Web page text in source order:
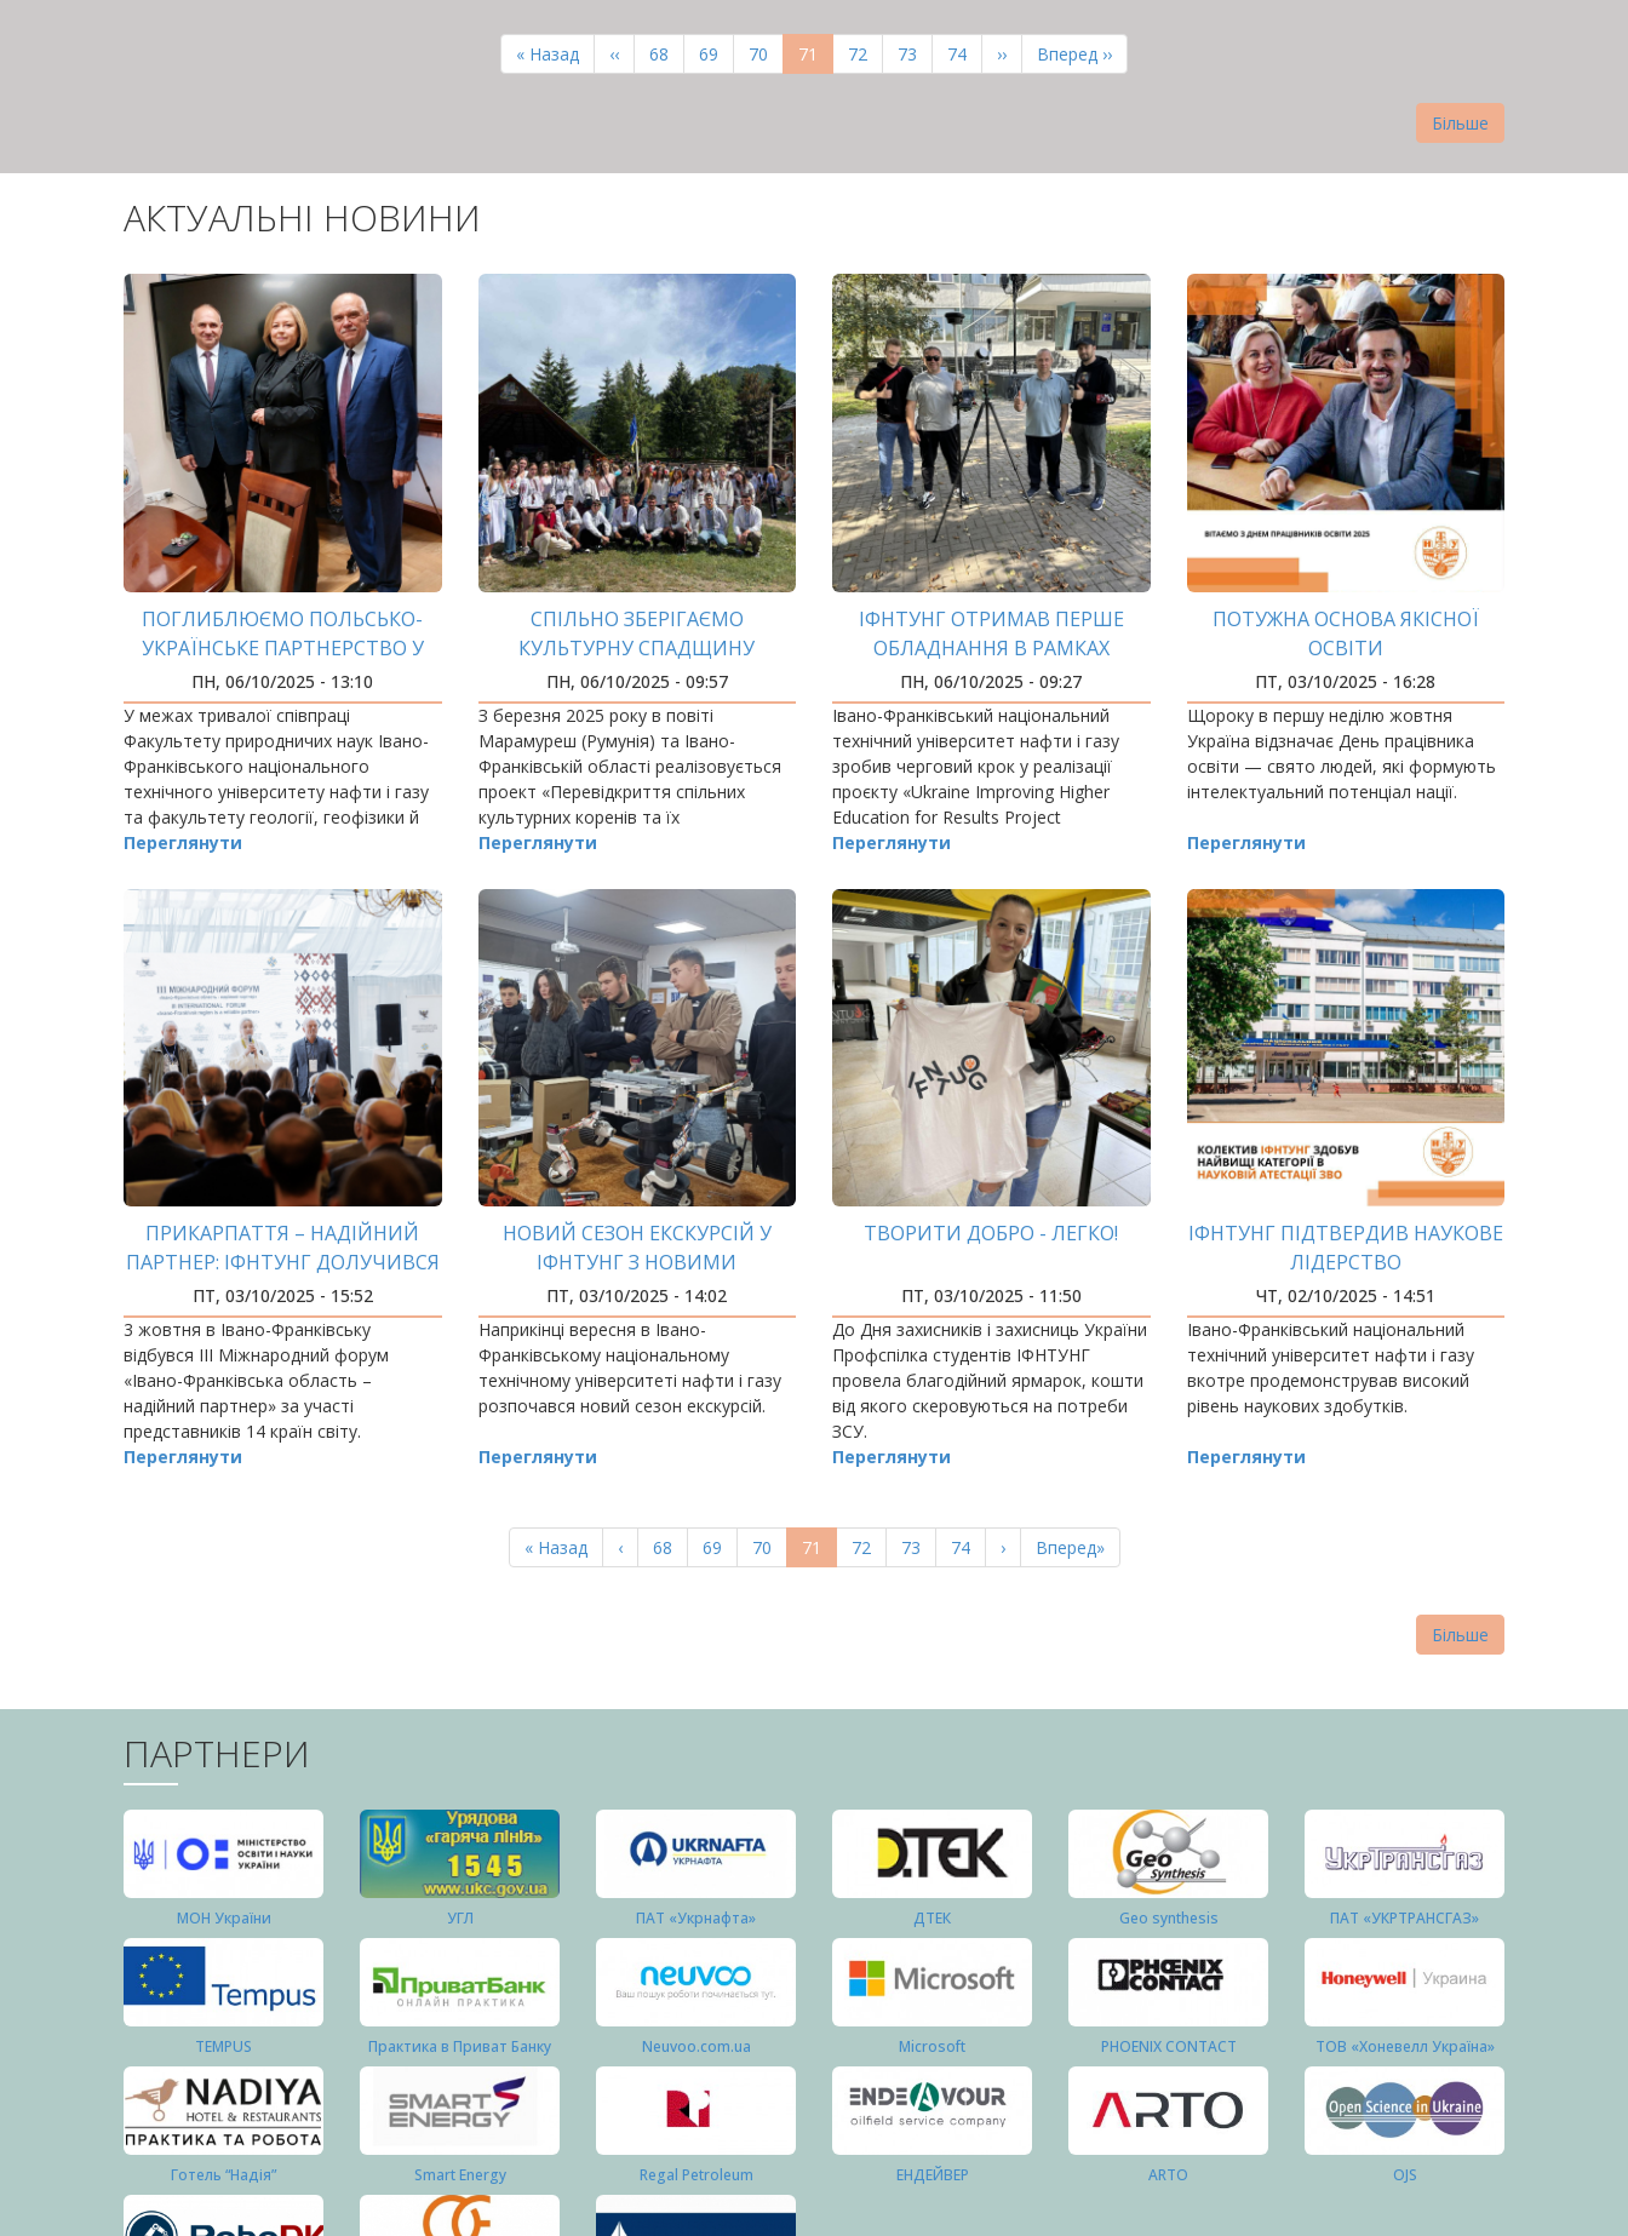
Перша
сторінка
« Назад
Попередня
сторінка
‹‹ Page
68 Page
69 Page
70
Поточна
сторінка
71 Page
72 Page
73 Page
74
Наступна
сторінка
››
Остання
сторінка
Вперед ››
Більше
АКТУАЛЬНІ НОВИНИ
ПОГЛИБЛЮЄМО ПОЛЬСЬКО-
УКРАЇНСЬКЕ ПАРТНЕРСТВО У
СФЕРІ ОСВІТИ ТА НАУКИ
ПН, 06/10/2025 - 13:10
У межах тривалої співпраці
Факультету природничих наук Івано-
Франківського національного
технічного університету нафти і газу
та факультету геології, геофізики й
охорони навколишнього середовища
Переглянути
СПІЛЬНО ЗБЕРІГАЄМО
КУЛЬТУРНУ СПАДЩИНУ
ПН, 06/10/2025 - 09:57
З березня 2025 року в повіті
Марамуреш (Румунія) та Івано-
Франківській області реалізовується
проект «Перевідкриття спільних
культурних коренів та їх
оцифровування для майбутніх
Переглянути
ІФНТУНГ ОТРИМАВ ПЕРШЕ
ОБЛАДНАННЯ В РАМКАХ
ПРОЄКТУ UIHERP
ПН, 06/10/2025 - 09:27
Івано-Франківський національний
технічний університет нафти і газу
зробив черговий крок у реалізації
проєкту «Ukraine Improving Higher
Education for Results Project
(UIHERP)», який впроваджується МОН
Переглянути
ПОТУЖНА ОСНОВА ЯКІСНОЇ
ОСВІТИ
ПТ, 03/10/2025 - 16:28
Щороку в першу неділю жовтня
Україна відзначає День працівника
освіти — свято людей, які формують
інтелектуальний потенціал нації.
Переглянути
ПРИКАРПАТТЯ – НАДІЙНИЙ
ПАРТНЕР: ІФНТУНГ ДОЛУЧИВСЯ
ДО МІЖНАРОДНОГО ФОРУМУ
ПТ, 03/10/2025 - 15:52
3 жовтня в Івано-Франківську
відбувся ІІІ Міжнародний форум
«Івано-Франківська область –
надійний партнер» за участі
представників 14 країн світу.
Переглянути
НОВИЙ СЕЗОН ЕКСКУРСІЙ У
ІФНТУНГ З НОВИМИ
ВРАЖЕННЯМИ
ПТ, 03/10/2025 - 14:02
Наприкінці вересня в Івано-
Франківському національному
технічному університеті нафти і газу
розпочався новий сезон екскурсій.
Переглянути
ТВОРИТИ ДОБРО - ЛЕГКО!
ПТ, 03/10/2025 - 11:50
До Дня захисників і захисниць України
Профспілка студентів ІФНТУНГ
провела благодійний ярмарок, кошти
від якого скеровуються на потреби
ЗСУ.
Переглянути
ІФНТУНГ ПІДТВЕРДИВ НАУКОВЕ
ЛІДЕРСТВО
ЧТ, 02/10/2025 - 14:51
Івано-Франківський національний
технічний університет нафти і газу
вкотре продемонстрував високий
рівень наукових здобутків.
Переглянути
Перша
сторінка
« Назад
Попередня
сторінка
‹ Page
68 Page
69 Page
70
Поточна
сторінка
71 Page
72 Page
73 Page
74
Наступна
сторінка
›
Остання
сторінка
Вперед»
Більше
ПАРТНЕРИ
МОН України УГЛ ПАТ «Укрнафта» ДТЕК Geo synthesis ПАТ «УКРТРАНСГАЗ»
TEMPUS Практика в Приват Банку Neuvoo.com.ua Microsoft PHOENIX CONTACT ТОВ «Хоневелл Україна»
Готель “Надія” Smart Energy Regal Petroleum ЕНДЕЙВЕР ARTO OJS